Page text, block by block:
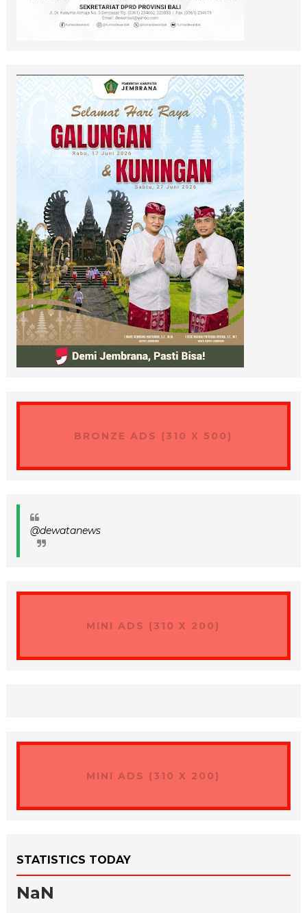
BRONZE ADS (310 X 500)
@dewatanews
MINI ADS (310 X 200)
MINI ADS (310 X 200)
STATISTICS TODAY
NaN